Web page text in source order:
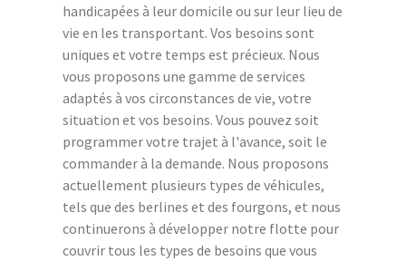
handicapées à leur domicile ou sur leur lieu de
vie en les transportant. Vos besoins sont
uniques et votre temps est précieux. Nous
vous proposons une gamme de services
adaptés à vos circonstances de vie, votre
situation et vos besoins. Vous pouvez soit
programmer votre trajet à l'avance, soit le
commander à la demande. Nous proposons
actuellement plusieurs types de véhicules,
tels que des berlines et des fourgons, et nous
continuerons à développer notre flotte pour
couvrir tous les types de besoins que vous